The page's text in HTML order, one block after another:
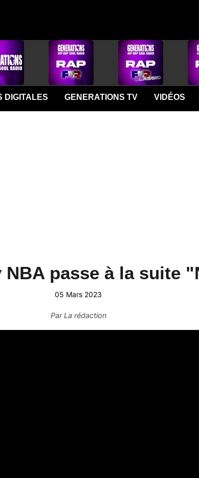
DIGITALES GENERATIONS TV VIDÉOS
NBA passe à la suite
05 Mars 2023
ParLa rédaction